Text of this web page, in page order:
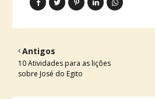
Antigos
10 Atividades para as lições
sobre José do Egito